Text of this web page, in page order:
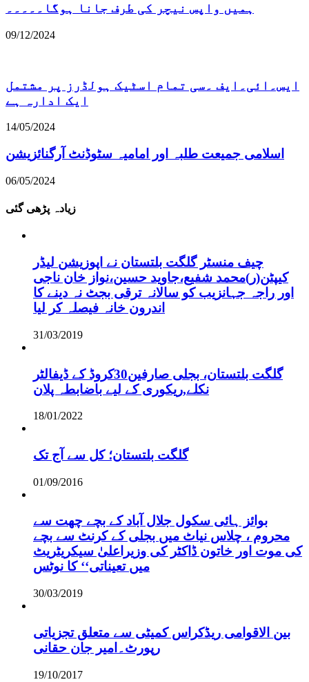
ہمیں واپس نیچر کی طرف جانا ہوگا۔۔۔۔۔
09/12/2024
ایس۔ائی۔ایف ۔سی تمام اسٹیک ہولڈرز پر مشتمل
ایک ادارہ ہے
14/05/2024
اسلامی جمیعت طلبہ اور امامیہ سٹوڈنٹ آرگنائزیشن
06/05/2024
زیادہ پڑھی گئی
چیف منسٹر گلگت بلتستان نے اپوزیشن لیڈر
کیپٹن(ر)محمد شفیع،جاوید حسین،نواز خان ناجی
اور راجہ جہانزیب کو سالانہ ترقی بجٹ نہ دینے کا
اندرون خانہ فیصلہ کر لیا
31/03/2019
گلگت بلتستان، بجلی صارفین30کروڈ کے ڈیفالٹر
نکلے,ریکوری کے لیے باضابطہ پلان
18/01/2022
گلگت بلتستان؛ کل سے آج تک
01/09/2016
بوائز ہائی سکول جلال آباد کے بچے چھت سے
محروم ، چلاس نیاٹ میں بجلی کے کرنٹ سے بچے
کی موت اور خاتون ڈاکٹر کی وزیراعلیٰ سیکریٹریٹ
میں تعیناتی‘‘ کا نوٹس
30/03/2019
بین الاقوامی ریڈکراس کمیٹی سے متعلق تجزیاتی
رپورٹ۔امیر جان حقانی
19/10/2017